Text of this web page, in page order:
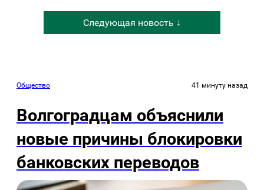
Следующая новость ↓
Общество 41 минуту назад
Волгоградцам объяснили
новые причины блокировки
банковских переводов